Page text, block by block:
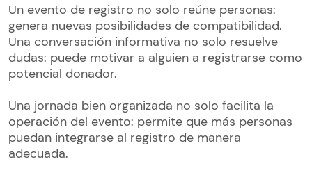
Un evento de registro no solo reúne personas:
genera nuevas posibilidades de compatibilidad.
Una conversación informativa no solo resuelve
dudas: puede motivar a alguien a registrarse como
potencial donador.
Una jornada bien organizada no solo facilita la
operación del evento: permite que más personas
puedan integrarse al registro de manera
adecuada.